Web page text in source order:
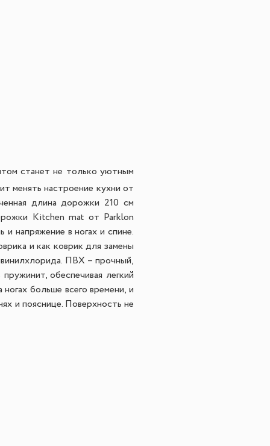
станет не только уютным
менять настроение кухни от
длина дорожки 210 см
Kitchen mat от Parklon
напряжение в ногах и спине.
и как коврик для замены
ПВХ – прочный,
обеспечивая легкий
больше всего времени, и
и пояснице. Поверхность не